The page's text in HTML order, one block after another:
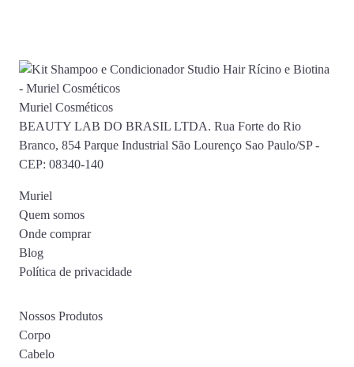
Muriel Cosméticos
BEAUTY LAB DO BRASIL LTDA. Rua Forte do Rio
Branco, 854 Parque Industrial São Lourenço Sao Paulo/SP -
CEP: 08340-140
Muriel
Quem somos
Onde comprar
Blog
Política de privacidade
Nossos Produtos
Corpo
Cabelo